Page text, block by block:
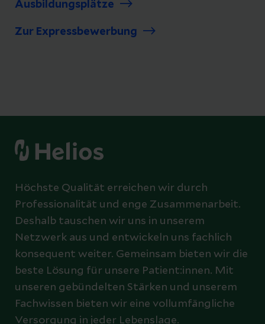
Ausbildungsplätze
Zur Expressbewerbung
Höchste Qualität erreichen wir durch
Professionalität und enge Zusammenarbeit.
Deshalb tauschen wir uns in unserem
Netzwerk aus und entwickeln uns fachlich
konsequent weiter. Gemeinsam bieten wir die
beste Lösung für unsere Patient:innen. Mit
unseren gebündelten Stärken und unserem
Fachwissen bieten wir eine vollumfängliche
Versorgung in jeder Lebenslage.